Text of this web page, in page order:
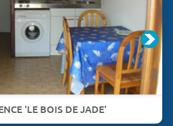
'LE BOIS DE JADE'